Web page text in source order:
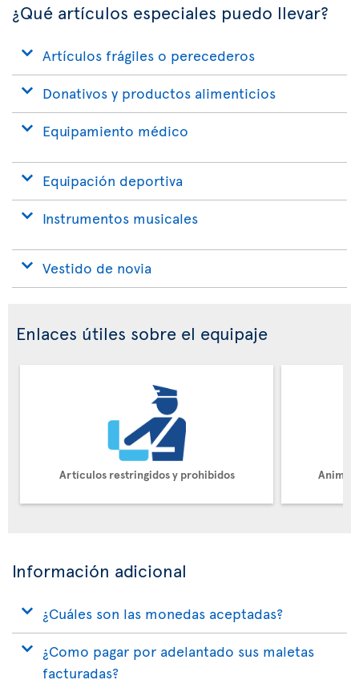
¿Qué artículos especiales puedo llevar?
Artículos frágiles o perecederos
Donativos y productos alimenticios
Equipamiento médico
Equipación deportiva
Instrumentos musicales
Vestido de novia
Enlaces útiles sobre el equipaje
Artículos restringidos y prohibidos
Información adicional
¿Cuáles son las monedas aceptadas?
¿Como pagar por adelantado sus maletas
facturadas?